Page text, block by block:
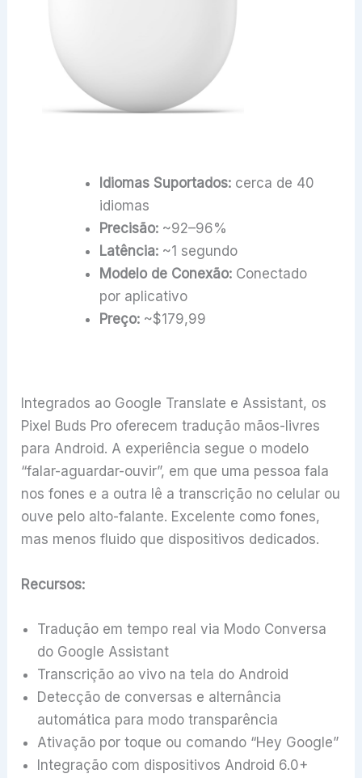
Idiomas Suportados:cerca de 40
idiomas
Precisão:~92–96%
Latência:~1 segundo
Modelo de Conexão:Conectado
por aplicativo
Preço:~$179,99
Integrados ao Google Translate e Assistant, os
Pixel Buds Pro oferecem tradução mãos-livres
para Android. A experiência segue o modelo
“falar-aguardar-ouvir”, em que uma pessoa fala
nos fones e a outra lê a transcrição no celular ou
ouve pelo alto-falante. Excelente como fones,
mas menos fluido que dispositivos dedicados.
Recursos:
Tradução em tempo real via Modo Conversa
do Google Assistant
Transcrição ao vivo na tela do Android
Detecção de conversas e alternância
automática para modo transparência
Ativação por toque ou comando “Hey Google”
Integração com dispositivos Android 6.0+